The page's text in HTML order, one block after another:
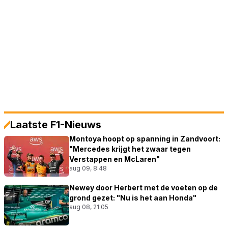
Laatste F1-Nieuws
Montoya hoopt op spanning in Zandvoort:
"Mercedes krijgt het zwaar tegen
Verstappen en McLaren"
aug 09, 8:48
Newey door Herbert met de voeten op de
grond gezet: "Nu is het aan Honda"
aug 08, 21:05